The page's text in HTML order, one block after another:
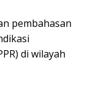
pembahasan
di wilayah